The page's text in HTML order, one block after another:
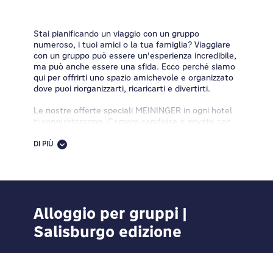
Stai pianificando un viaggio con un gruppo
numeroso, i tuoi amici o la tua famiglia? Viaggiare
con un gruppo può essere un'esperienza incredibile,
ma può anche essere una sfida. Ecco perché siamo
qui per offrirti uno spazio amichevole e organizzato
dove puoi riorganizzarti, ricaricarti e divertirti.
Le nostre offerte speciali MEININGER in ogni hotel
ti conquisteranno. Camere condivise o private con
comuni, atmosfera amichevole, zone gioco, mezza
Cerchi idee e consigli per il tuo prossimo viaggio di
gruppo? Vuoi ricevere informazioni su destinazioni ed
entusiasmanti attività di gruppo? Ti interessa un
DI PIÙ
Alloggio per gruppi |
Salisburgo edizione